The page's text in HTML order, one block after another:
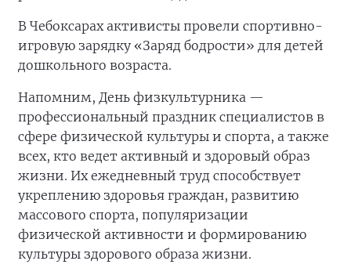
В Чебоксарах активисты провели спортивно-
игровую зарядку «Заряд бодрости» для детей
дошкольного возраста.
Напомним, День физкультурника —
профессиональный праздник специалистов в
сфере физической культуры и спорта, а также
всех, кто ведет активный и здоровый образ
жизни. Их ежедневный труд способствует
укреплению здоровья граждан, развитию
массового спорта, популяризации
физической активности и формированию
культуры здорового образа жизни.